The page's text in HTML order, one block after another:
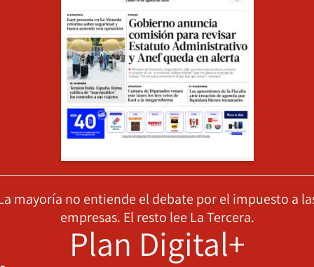
mayoría no entiende el debate por el impuesto a
empresas. El resto lee La Tercera.
Plan Digital+